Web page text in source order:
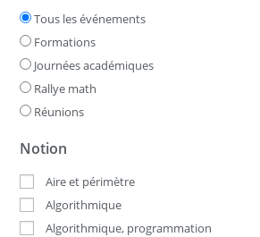
Tous les événements
Formations
Journées académiques
Rallye math
Réunions
Notion
Aire et périmètre
Algorithmique
Algorithmique, programmation